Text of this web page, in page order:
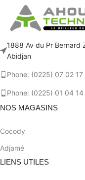
1888 Av du Pr Bernard
Abidjan
Phone: (0225) 07 02 17
Phone: (0225) 01 04
NOS MAGASINS
Cocody
Adjamé
LIENS UTILES